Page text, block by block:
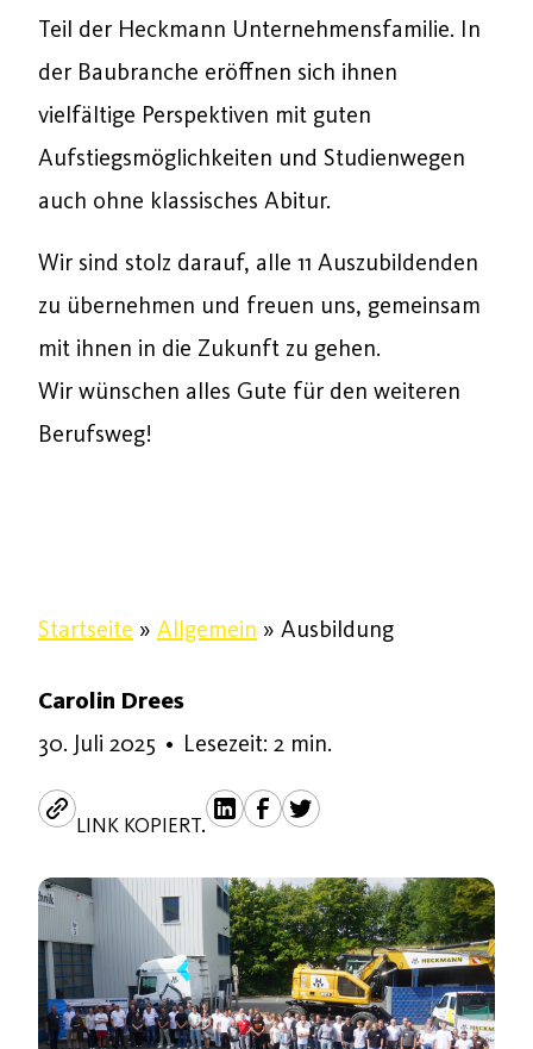
Teil der Heckmann Unternehmensfamilie. In
der Baubranche eröffnen sich ihnen
vielfältige Perspektiven mit guten
Aufstiegsmöglichkeiten und Studienwegen
auch ohne klassisches Abitur.
Wir sind stolz darauf, alle 11 Auszubildenden
zu übernehmen und freuen uns, gemeinsam
mit ihnen in die Zukunft zu gehen.
Wir wünschen alles Gute für den weiteren
Berufsweg!
Startseite » Allgemein » Ausbildung
Carolin Drees
30. Juli 2025 19. September 2025
• Lesezeit: 2 min.
LINK KOPIERT.